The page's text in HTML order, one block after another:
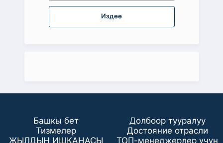
Издөө
Башкы бет
Долбоор тууралуу
Тизмелер
Достояние отрасли
ЖЫЛДЫН ИШКАНАСЫ
ТОП-менеджерлер үчүн